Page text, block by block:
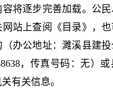
容将逐步完善加载。公
站上查阅《目录》，
（办公地址：濉溪县建
，传真号码：无）
有关信息。